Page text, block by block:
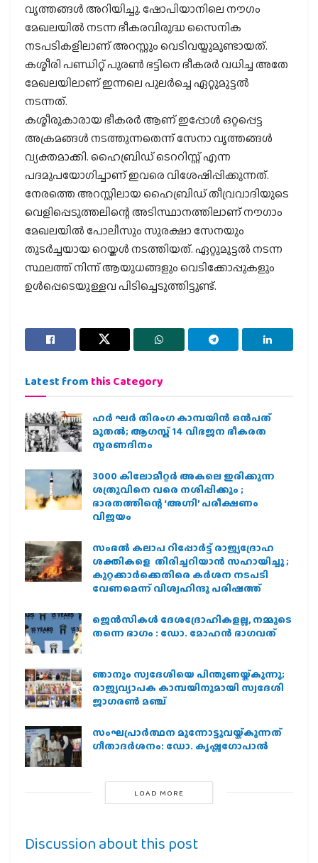
വൃത്തങ്ങള്‍ അറിയിച്ചു. ഷോപിയാനിലെ നൗഗം
മേഖലയില്‍ നടന്ന ഭീകരവിരുദ്ധ സൈനിക
നടപടികളിലാണ് അറസ്റ്റും വെടിവയ്പുമുണ്ടായത്.
കശ്മീരി പണ്ഡിറ്റ് പുരണ്‍ ഭട്ടിനെ ഭീകരര്‍ വധിച്ച അതേ
മേഖലയിലാണ് ഇന്നലെ പുലര്‍ച്ചെ ഏറ്റുമുട്ടല്‍
നടന്നത്.
കശ്മീരുകാരായ ഭീകരര്‍ ആണ് ഇപ്പോള്‍ ഒറ്റപ്പെട്ട
അക്രമങ്ങള്‍ നടത്തുന്നതെന്ന് സേനാ വൃത്തങ്ങള്‍
വ്യക്തമാക്കി. ഹൈബ്രിഡ് ടെററിസ്റ്റ് എന്ന
പദമുപയോഗിച്ചാണ് ഇവരെ വിശേഷിപ്പിക്കുന്നത്.
നേരത്തെ അറസ്റ്റിലായ ഹൈബ്രിഡ് തീവ്രവാദിയുടെ
വെളിപ്പെടുത്തലിന്റെ അടിസ്ഥാനത്തിലാണ് നൗഗാം
മേഖലയില്‍ പോലീസും സുരക്ഷാ സേനയും
തുടര്‍ച്ചയായ റെയ്കള്‍ നടത്തിയത്. ഏറ്റുമുട്ടല്‍ നടന്ന
സ്ഥലത്ത് നിന്ന് ആയുധങ്ങളും വെടിക്കോപ്പുകളും
ഉള്‍പ്പെടെയുള്ളവ പിടിച്ചെടുത്തിട്ടുണ്ട്.
Latest from this Category
ഹര്‍ ഘര്‍ തിരംഗ കാമ്പയിന്‍ ഒന്‍പത്
മുതല്‍; ആഗസ്ത് 14 വിഭജന ഭീകരത
സ്മരണദിനം
3000 കിലോമീറ്റർ അകലെ ഇരിക്കുന്ന
ശത്രുവിനെ വരെ നശിപ്പിക്കും ;
ഭാരതത്തിന്റെ ‘അഗ്നി’ പരീക്ഷണം
വിജയം
സംഭൽ കലാപ റിപ്പോർട്ട് രാജ്യദ്രോഹ
ശക്തികളെ തിരിച്ചറിയാൻ സഹായിച്ചു ;
കുറ്റക്കാർക്കെതിരെ കർശന നടപടി
വേണമെന്ന് വിശ്വഹിന്ദു പരിഷത്ത്
ജെന്‍സികള്‍ ദേശദ്രോഹികളല്ല, നമ്മുടെ
തന്നെ ഭാഗം : ഡോ. മോഹന്‍ ഭാഗവത്
ഞാനും സ്വദേശിയെ പിന്തുണയ്ക്കുന്നു;
രാജ്യവ്യാപക കാമ്പയിനുമായി സ്വദേശി
ജാഗരണ്‍ മഞ്ച്
സംഘപ്രാര്‍ത്ഥന മുന്നോട്ടുവയ്ക്കുന്നത്
ഗീതാദര്‍ശനം: ഡോ. കൃഷ്ണഗോപാല്‍
LOAD MORE
Discussion about this post